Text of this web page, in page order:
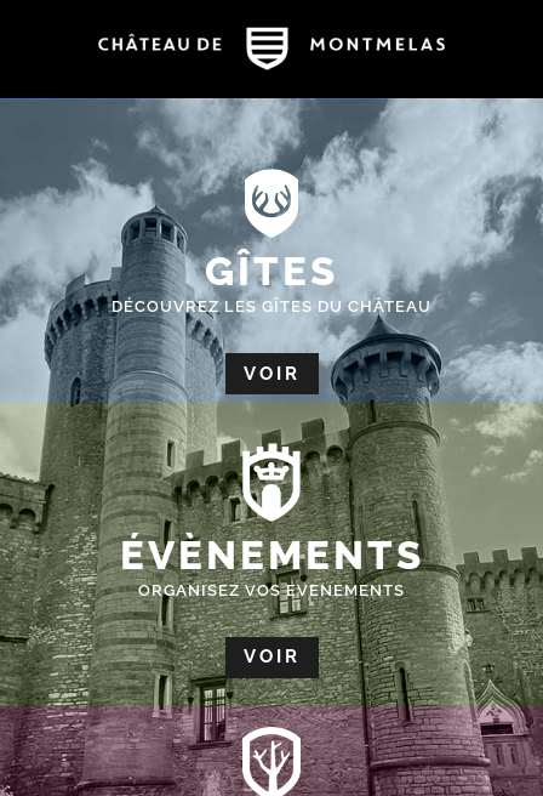
GÎTES
DÉCOUVREZ LES GÎTES DU CHÂTEAU
VOIR
ÉVÈNEMENTS
ORGANISEZ VOS EVENEMENTS
VOIR